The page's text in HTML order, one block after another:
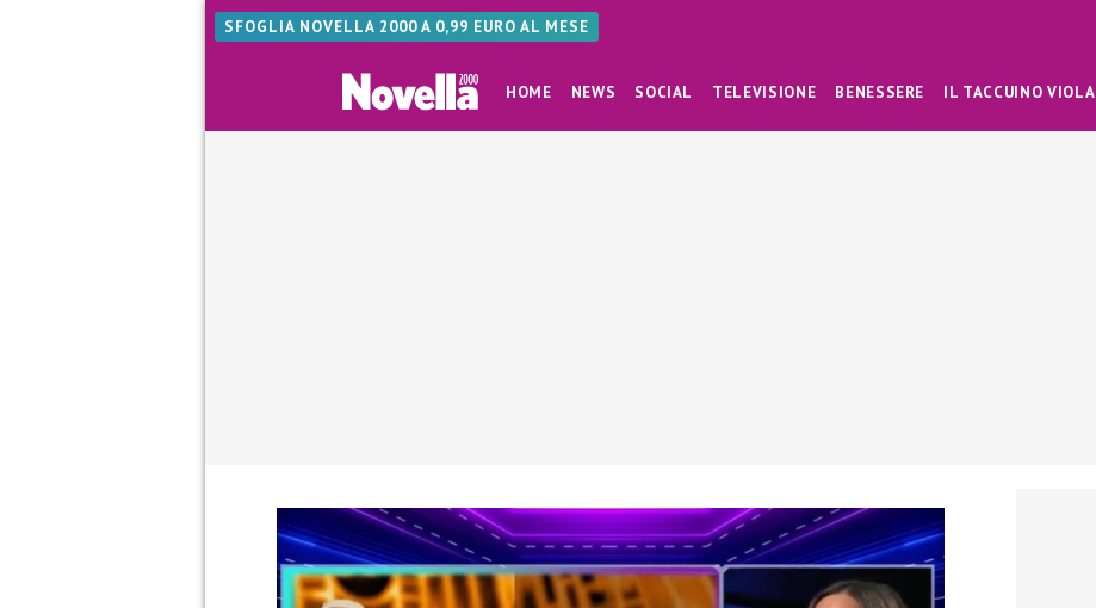
SFOGLIA NOVELLA 2000 A 0,99 EURO AL MESE
HOME NEWS SOCIAL TELEVISIONE BENESSERE IL TACCUINO VIOLA